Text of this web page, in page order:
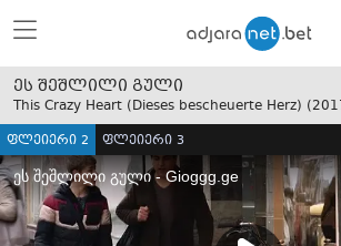
ეს შეშლილი გული
This Crazy Heart (Dieses bescheuerte Herz) (
ფლეიერი 2 ფლეიერი 3